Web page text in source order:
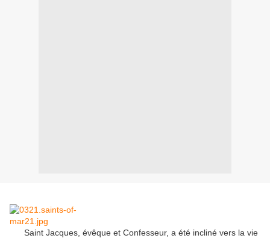
Saint Jacques évêque et Confesseur, a été incliné vers la vie